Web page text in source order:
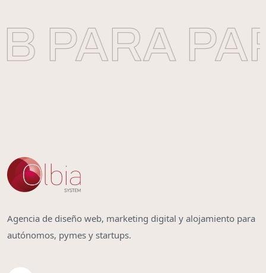
PARA
Agencia de diseño web, marketing digital y alojamiento para
autónomos, pymes y startups.